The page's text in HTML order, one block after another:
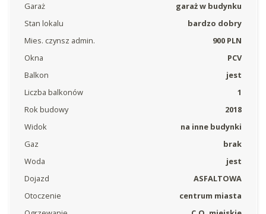
Garaż
garaż w budynku
Stan lokalu
bardzo dobry
Mies. czynsz admin.
900 PLN
Okna
PCV
Balkon
jest
Liczba balkonów
1
Rok budowy
2018
Widok
na inne budynki
Gaz
brak
Woda
jest
Dojazd
ASFALTOWA
Otoczenie
centrum miasta